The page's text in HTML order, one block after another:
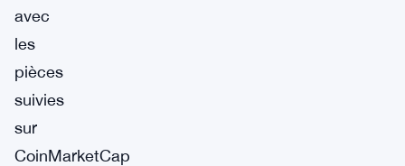
avec
les
pièces
suivies
sur
CoinMarketCap